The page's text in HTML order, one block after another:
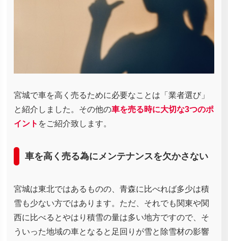
宮城で車を高く売るために必要なことは「業者選び」
と紹介しました。その他の車を売る時に大切な3つのポ
イント をご紹介致します。
車を高く売る為にメンテナンスを欠かさない
宮城は東北ではあるものの、青森に比べれば多少は積
雪も少ない方ではあります。ただ、それでも関東や関
西に比べるとやはり積雪の量は多い地方ですので、そ
ういった地域の車となると足回りが雪と除雪材の影響